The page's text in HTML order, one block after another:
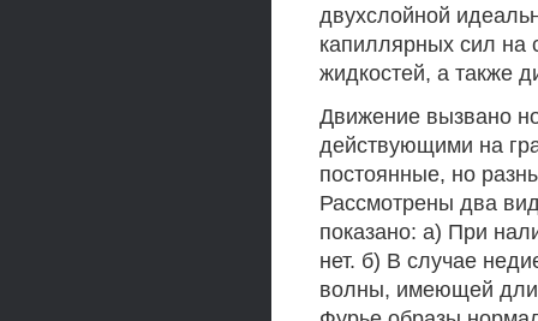
двухслойной
капиллярных сил на
жидкостей, а также
Движение вызвано
действующими на
постоянные, но
Рассмотрены два
показано: а) При
нет. б) В случае
волны, имеющей